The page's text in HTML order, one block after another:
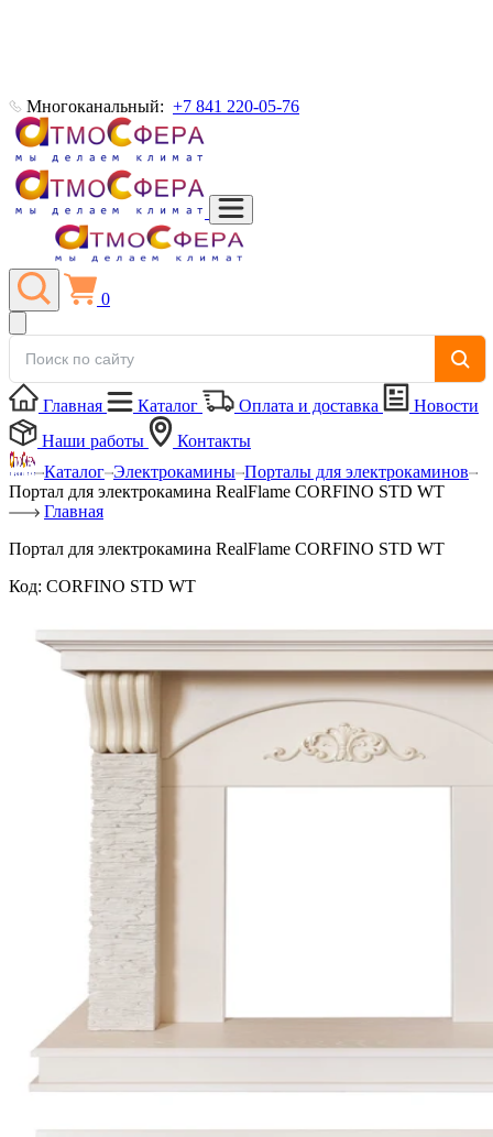
Многоканальный: +7 841 220-05-76
0
Главная Каталог Оплата и доставка
Новости
Наши работы
Контакты
Каталог Электрокамины Порталы для электрокаминов
Портал для электрокамина RealFlame CORFINO STD WT
Главная
Портал для электрокамина RealFlame CORFINO STD WT
Код: CORFINO STD WT